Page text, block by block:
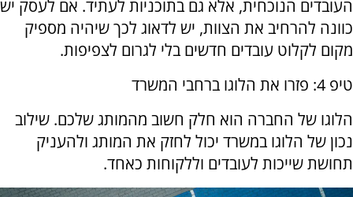
העובדים הנוכחית, אלא גם בתוכניות לעתיד. אם לעסק יש
כוונה להרחיב את הצוות, יש לדאוג לכך שיהיה מספיק
מקום לקלוט עובדים חדשים בלי לגרום לצפיפות.
טיפ 4: פזרו את הלוגו ברחבי המשרד
הלוגו של החברה הוא חלק חשוב מהמותג שלכם. שילוב
נכון של הלוגו במשרד יכול לחזק את המותג ולהעניק
תחושת שייכות לעובדים וללקוחות כאחד.